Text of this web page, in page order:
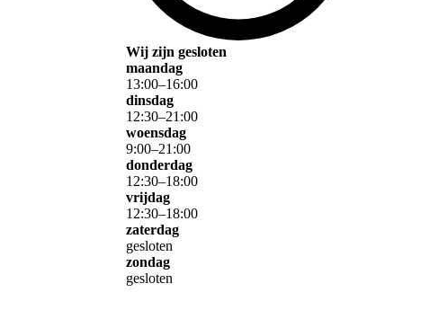
Wij zijn gesloten
maandag
13:00–16:00
dinsdag
12:30–21 :00
woensdag
9:00–21 :00
donderdag
12:30–18:00
vrijdag
12:30–18:00
zaterdag
gesloten
zondag
gesloten